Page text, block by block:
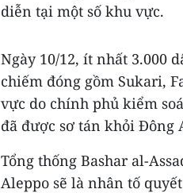
diễn tại một số khu vực.
Ngày 10/12, ít nhất 3.000
chiếm đóng gồm Sukari,
vực do chính phủ kiểm
đã được sơ tán khỏi Đông
Tổng thống Bashar al-
Aleppo sẽ là nhân tố